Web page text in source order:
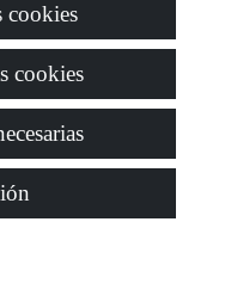
privacidad·Política de
cookies
cookies